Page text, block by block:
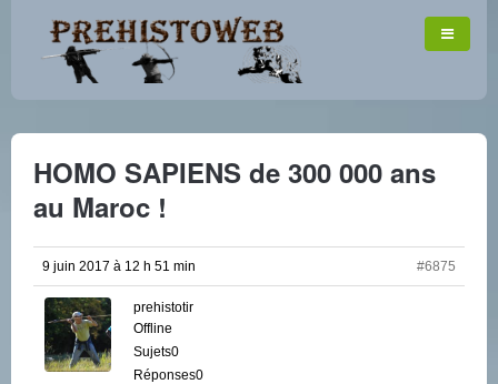
HOMO SAPIENS de 300 000 ans
au Maroc !
9 juin 2017 à 12 h 51 min #6875
prehistotir
Offline
Sujets0
Réponses0